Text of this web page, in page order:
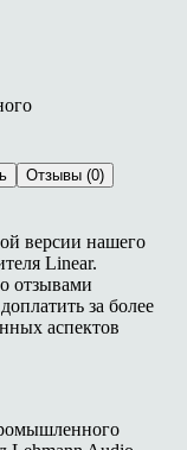
Отзывы (0)
версии нашего
Linear.
отзывами
за более
аспектов